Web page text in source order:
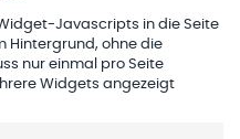
Javascripts in die Seite
Hintergrund, ohne die
nur einmal pro Seite
Widgets angezeigt